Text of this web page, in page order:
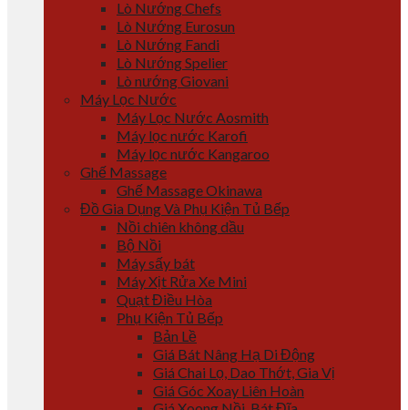
Lò Nướng Chefs
Lò Nướng Eurosun
Lò Nướng Fandi
Lò Nướng Spelier
Lò nướng Giovani
Máy Lọc Nước
Máy Lọc Nước Aosmith
Máy lọc nước Karofi
Máy lọc nước Kangaroo
Ghế Massage
Ghế Massage Okinawa
Đồ Gia Dụng Và Phụ Kiện Tủ Bếp
Nồi chiên không dầu
Bộ Nồi
Máy sấy bát
Máy Xịt Rửa Xe Mini
Quạt Điều Hòa
Phụ Kiện Tủ Bếp
Bản Lề
Giá Bát Nâng Hạ Di Động
Giá Chai Lọ, Dao Thớt, Gia Vị
Giá Góc Xoay Liên Hoàn